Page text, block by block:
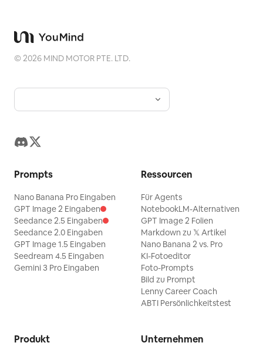
©2026 MIND MOTOR PTE. LTD.
Prompts
Nano Banana Pro Eingaben
GPT Image 2 Eingaben
Seedance 2.5 Eingaben
Seedance 2.0 Eingaben
GPT Image 1.5 Eingaben
Seedream 4.5 Eingaben
Gemini 3 Pro Eingaben
Ressourcen
Für Agents
NotebookLM-Alternativen
GPT Image 2 Folien
Markdown zu 𝕏 Artikel
Nano Banana 2 vs. Pro
KI-Fotoeditor
Foto-Prompts
Bild zu Prompt
Lenny Career Coach
ABTI Persönlichkeitstest
Produkt Unternehmen